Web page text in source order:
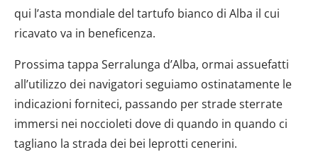
qui l’asta mondiale del tartufo bianco di Alba il cui
ricavato va in beneficenza.
Prossima tappa Serralunga d’Alba, ormai assuefatti
all’utilizzo dei navigatori seguiamo ostinatamente le
indicazioni forniteci, passando per strade sterrate
immersi nei noccioleti dove di quando in quando ci
tagliano la strada dei bei leprotti cenerini.